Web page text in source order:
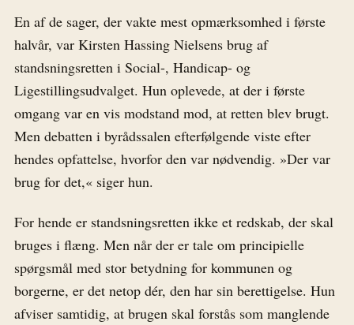
En af de sager, der vakte mest opmærksomhed i første
halvår, var Kirsten Hassing Nielsens brug af
standsningsretten i Social-, Handicap- og
Ligestillingsudvalget. Hun oplevede, at der i første
omgang var en vis modstand mod, at retten blev brugt.
Men debatten i byrådssalen efterfølgende viste efter
hendes opfattelse, hvorfor den var nødvendig. »Der var
brug for det,« siger hun.
For hende er standsningsretten ikke et redskab, der skal
bruges i flæng. Men når der er tale om principielle
spørgsmål med stor betydning for kommunen og
borgerne, er det netop dér, den har sin berettigelse. Hun
afviser samtidig, at brugen skal forstås som manglende